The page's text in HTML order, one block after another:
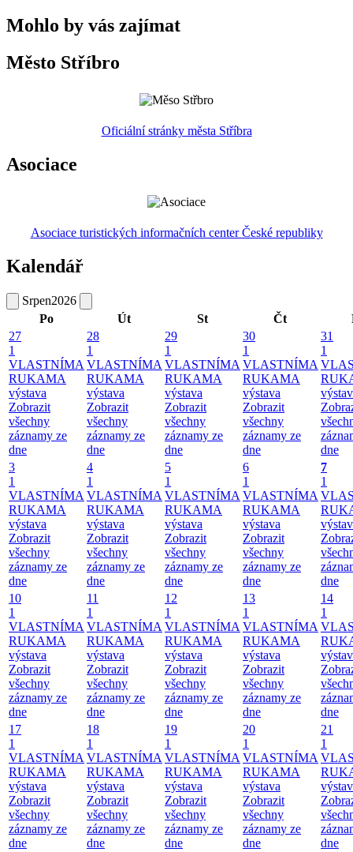
Mohlo by vás zajímat
Město Stříbro
Oficiální stránky města Stříbra
Asociace
Asociace turistických informačních center České republiky
Kalendář
Srpen2026
Po
Út St Čt
27
1
VLASTNÍMA
RUKAMA
výstava
Zobrazit
všechny
záznamy ze
dne
28
1
VLASTNÍMA
RUKAMA
výstava
Zobrazit
všechny
záznamy ze
dne
29
1
VLASTNÍMA
RUKAMA
výstava
Zobrazit
všechny
záznamy ze
dne
30
1
VLASTNÍMA
RUKAMA
výstava
Zobrazit
všechny
záznamy ze
dne
31
1
dne
3
1
VLASTNÍMA
RUKAMA
výstava
Zobrazit
všechny
záznamy ze
dne
4
1
VLASTNÍMA
RUKAMA
výstava
Zobrazit
všechny
záznamy ze
dne
5
1
VLASTNÍMA
RUKAMA
výstava
Zobrazit
všechny
záznamy ze
dne
6
1
VLASTNÍMA
RUKAMA
výstava
Zobrazit
všechny
záznamy ze
dne
7
1
dne
10
1
VLASTNÍMA
RUKAMA
výstava
Zobrazit
všechny
záznamy ze
dne
11
1
VLASTNÍMA
RUKAMA
výstava
Zobrazit
všechny
záznamy ze
dne
12
1
VLASTNÍMA
RUKAMA
výstava
Zobrazit
všechny
záznamy ze
dne
13
1
VLASTNÍMA
RUKAMA
výstava
Zobrazit
všechny
záznamy ze
dne
14
1
dne
17
1
VLASTNÍMA
RUKAMA
výstava
Zobrazit
všechny
záznamy ze
dne
18
1
VLASTNÍMA
RUKAMA
výstava
Zobrazit
všechny
záznamy ze
dne
19
1
VLASTNÍMA
RUKAMA
výstava
Zobrazit
všechny
záznamy ze
dne
20
1
VLASTNÍMA
RUKAMA
výstava
Zobrazit
všechny
záznamy ze
dne
21
1
dne